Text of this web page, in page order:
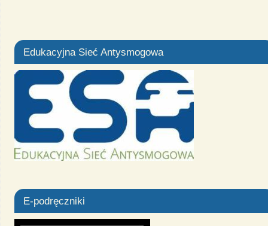
Edukacyjna Sieć Antysmogowa
E-podręczniki